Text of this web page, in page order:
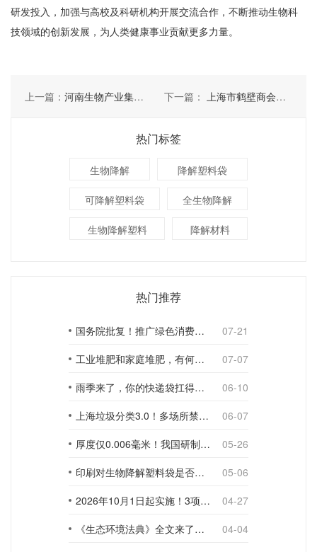
研发投入，加强与高校及科研机构开展交流合作，不断推动生物科
技领域的创新发展，为人类健康事业贡献更多力量。
上一篇： 河南生物产业集团有限公司董事长 秦天苍一行莅临河南特创考察 下一篇： 上海市鹤壁商会会长、上海贝浩实业有限公司董事长周朝良 一行莅临河南特创考察
热门标签
生物降解 降解塑料袋
可降解塑料袋 全生物降解
生物降解塑料 降解材料
热门推荐
国务院批复！推广绿色消费，引导使用环保可降解包装材料
07-21
工业堆肥和家庭堆肥，有何不同？
07-07
雨季来了，你的快递袋扛得住吗？
06-10
上海垃圾分类3.0！多场所禁止使用一次性塑料袋；推动快递包装绿色转型
06-07
厚度仅0.006毫米！我国研制出超薄型全生物降解渗水地膜
05-26
印刷对生物降解塑料袋是否构成影响？
05-06
2026年10月1日起实施！3项生物降解能力检测新国标
04-27
《生态环境法典》全文来了！降解材料、生物基应用与包装环保规范
04-04